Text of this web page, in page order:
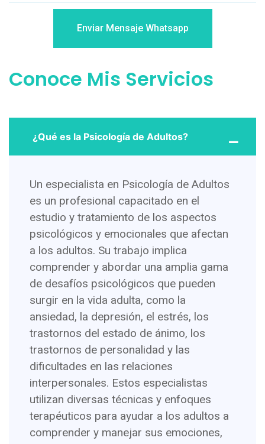
Enviar Mensaje Whatsapp
Conoce Mis Servicios
¿Qué es la Psicología de Adultos?
Un especialista en Psicología de Adultos
es un profesional capacitado en el
estudio y tratamiento de los aspectos
psicológicos y emocionales que afectan
a los adultos. Su trabajo implica
comprender y abordar una amplia gama
de desafíos psicológicos que pueden
surgir en la vida adulta, como la
ansiedad, la depresión, el estrés, los
trastornos del estado de ánimo, los
trastornos de personalidad y las
dificultades en las relaciones
interpersonales. Estos especialistas
utilizan diversas técnicas y enfoques
terapéuticos para ayudar a los adultos a
comprender y manejar sus emociones,